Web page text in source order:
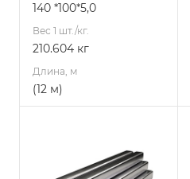
140 *100*5,0
Вес 1 шт./кг.
210.604 кг
Длина, м
(12 м)